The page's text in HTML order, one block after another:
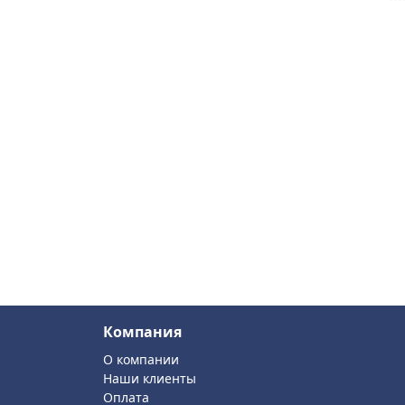
Компания
О компании
Наши клиенты
Оплата